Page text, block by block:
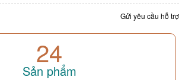
Gửi yêu cầu hỗ trợ
24
Sản phẩm